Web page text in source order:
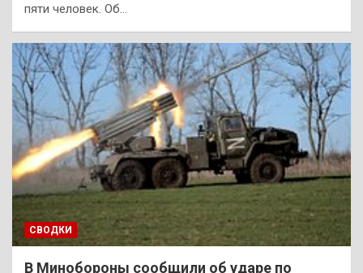
пяти человек. Об…
СВОДКИ
В Минобороны сообщили об ударе по